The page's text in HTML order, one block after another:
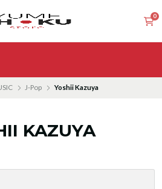
0
J-Pop Yoshii Kazuya
KAZUYA